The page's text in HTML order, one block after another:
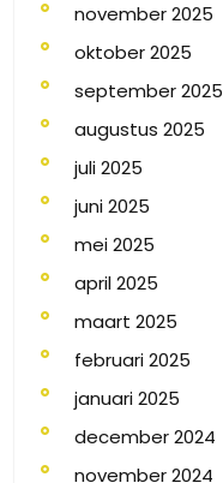
november 2025
oktober 2025
september 2025
augustus 2025
juli 2025
juni 2025
mei 2025
april 2025
maart 2025
februari 2025
januari 2025
december 2024
november 2024